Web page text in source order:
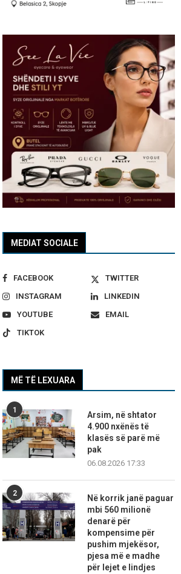
MEDIAT SOCIALE
FACEBOOK
TWITTER
INSTAGRAM
LINKEDIN
YOUTUBE
EMAIL
TIKTOK
MË TË LEXUARA
1
Arsim, në shtator
4.900 nxënës të
klasës së parë më
pak
06.08.2026 17:33
2
Në korrik janë paguar
mbi 560 milionë
denarë për
kompensime për
pushim mjekësor,
pjesa më e madhe
për lejet e lindjes